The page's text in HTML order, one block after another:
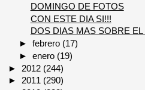
DOMINGO DE FOTOS
CON ESTE DIA SI!!!
DOS DIAS MAS SOBRE EL
►febrero (17)
►enero (19)
► 2012 (244)
► 2011 (290)